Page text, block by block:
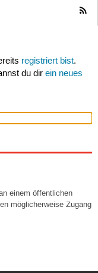
registriert bist.
du dir ein neues
einem öffentlichen
möglicherweise Zugang